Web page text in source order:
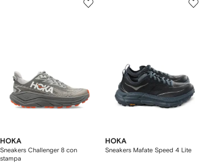
HOKA
Sneakers Challenger 8 con
stampa
HOKA
Sneakers Mafate Speed 4 Lite